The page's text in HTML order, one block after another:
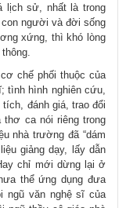
lịch sử, nhất là trong
người và đời sống
xứng, thì khó lòng
chế phối thuộc của
tình hình nghiên cứu,
đánh giá, trao đổi
thơ ca nói riêng trong
nhà trường đã “dám
giảng dạy, lấy dẫn
chỉ mới dừng lại ở
thể ứng dụng đưa
ngũ văn nghệ sĩ của